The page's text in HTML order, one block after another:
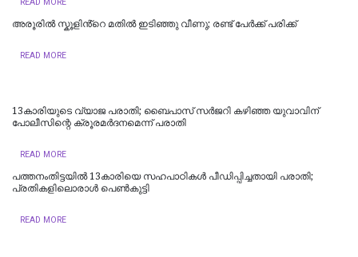
READ MORE
അരൂരിൽ സ്കൂളിൻ്റെ മതിൽ ഇടിഞ്ഞു വീണു; രണ്ട് പേർക്ക് പരിക്ക്
READ MORE
13കാരിയുടെ വ്യാജ പരാതി; ബൈപാസ് സർജറി കഴിഞ്ഞ യുവാവിന്
പോലീസിന്റെ ക്രൂരമർദനമെന്ന് പരാതി
READ MORE
പത്തനംതിട്ടയില്‍ 13കാരിയെ സഹപാഠികള്‍ പീഡിപ്പിച്ചതായി പരാതി;
പ്രതികളിലൊരാള്‍ പെണ്‍കുട്ടി
READ MORE